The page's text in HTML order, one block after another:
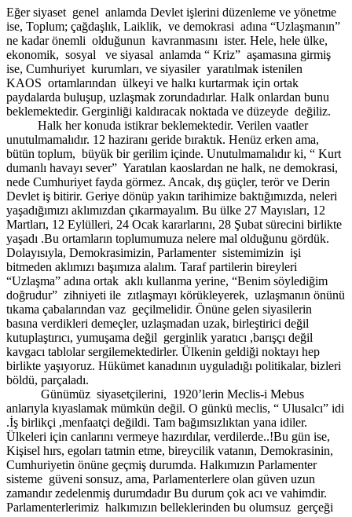
Eğer siyaset genel anlamda Devlet işlerini düzenleme ve yönetme
ise, Toplum; çağdaşlık, Laiklik, ve demokrasi adına “Uzlaşmanın”
ne kadar önemli olduğunun kavranmasını ister. Hele, hele ülke,
ekonomik, sosyal ve siyasal anlamda “ Kriz” aşamasına girmiş
ise, Cumhuriyet kurumları, ve siyasiler yaratılmak istenilen
KAOS ortamlarından ülkeyi ve halkı kurtarmak için ortak
paydalarda buluşup, uzlaşmak zorundadırlar. Halk onlardan bunu
beklemektedir. Gerginliği kaldıracak noktada ve düzeyde değiliz.
Halk her konuda istikrar beklemektedir. Verilen vaatler
unutulmamalıdır. 12 haziranı geride bıraktık. Henüz erken ama,
bütün toplum, büyük bir gerilim içinde. Unutulmamalıdır ki, “ Kurt
dumanlı havayı sever” Yaratılan kaoslardan ne halk, ne demokrasi,
nede Cumhuriyet fayda görmez. Ancak, dış güçler, terör ve Derin
Devlet iş bitirir. Geriye dönüp yakın tarihimize baktığımızda, neleri
yaşadığımızı aklımızdan çıkarmayalım. Bu ülke 27 Mayısları, 12
Martları, 12 Eylülleri, 24 Ocak kararlarını, 28 Şubat sürecini birlikte
yaşadı .Bu ortamların toplumumuza nelere mal olduğunu gördük.
Dolayısıyla, Demokrasimizin, Parlamenter sistemimizin işi
bitmeden aklımızı başımıza alalım. Taraf partilerin bireyleri
“Uzlaşma” adına ortak aklı kullanma yerine, “Benim söylediğim
doğrudur” zihniyeti ile zıtlaşmayı körükleyerek, uzlaşmanın önünü
tıkama çabalarından vaz geçilmelidir. Önüne gelen siyasilerin
basına verdikleri demeçler, uzlaşmadan uzak, birleştirici değil
kutuplaştırıcı, yumuşama değil gerginlik yaratıcı ,barışçı değil
kavgacı tablolar sergilemektedirler. Ülkenin geldiği noktayı hep
birlikte yaşıyoruz. Hükümet kanadının uyguladığı politikalar, bizleri
böldü, parçaladı.
Günümüz siyasetçilerini, 1920’lerin Meclis-i Mebus
anlarıyla kıyaslamak mümkün değil. O günkü meclis, “ Ulusalcı” idi
.İş birlikçi ,menfaatçi değildi. Tam bağımsızlıktan yana idiler.
Ülkeleri için canlarını vermeye hazırdılar, verdilerde..!Bu gün ise,
Kişisel hırs, egoları tatmin etme, bireycilik vatanın, Demokrasinin,
Cumhuriyetin önüne geçmiş durumda. Halkımızın Parlamenter
sisteme güveni sonsuz, ama, Parlamenterlere olan güven uzun
zamandır zedelenmiş durumdadır Bu durum çok acı ve vahimdir.
Parlamenterlerimiz halkımızın belleklerinden bu olumsuz gerçeği